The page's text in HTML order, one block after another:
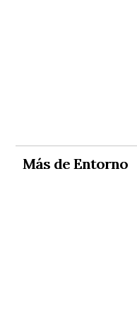
Más de Entorno